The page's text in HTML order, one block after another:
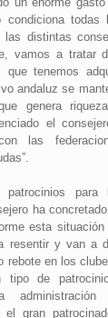
todas
las distintas
vamos a tratar
que tenemos
andaluz se
genera
el
las
para
ha
esta
resentir y van a
rebote en los
tipo de
el gran